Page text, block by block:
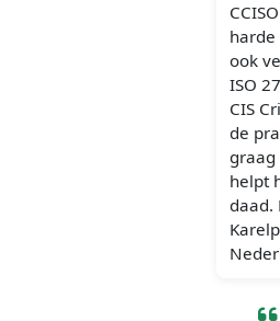
harde
ook
ISO
CIS
de
graag
helpt
daad.